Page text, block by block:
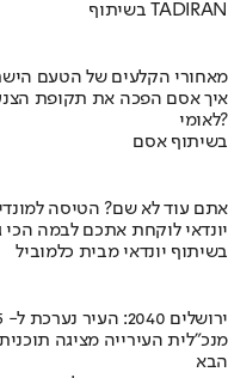
בשיתוף TADIRAN
מאחורי הקלעים של הטעם
לאומי?
בשיתוף אסם
אתם עוד לא שם? הטיסה
יונדאי לוקחת אתכם לבמה הכי
בשיתוף יונדאי מבית כלמוביל
ירושלים 2040: העיר נערכת ל- 1.5 מליון תושבים
מנכ"לית העירייה מציגה
הבא